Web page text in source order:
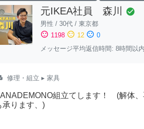
元IKEA社員 森川 check_circle
男性 / 30代 / 東京都
sentiment_satisfied 1198 sentiment_neutral 12 sentiment_dissatisfied 0
メッセージ平均返信時間: 8時間以内
修理・組立 ▸ 家具
組立てします！ (解体、
承ります、)